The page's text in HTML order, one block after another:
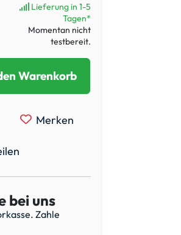
Lieferung in 1-5
Tagen*
Momentan nicht
testbereit.
Warenkorb
Merken
bei uns
Zahle